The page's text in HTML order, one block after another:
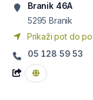
Branik 46A
5295 Branik
Prikaži pot do
05 128 59 53